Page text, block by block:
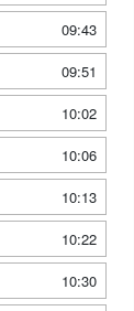
09:43
09:51
10:02
10:06
10:13
10:22
10:30